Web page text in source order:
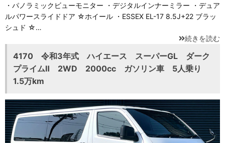
・パノラミックビューモニター ・デジタルインナーミラー ・デュア
ルパワースライドドア ☆ホイール ・ESSEX EL-17 8.5J+22 ブラッ
シュド ☆…
続きを読む
4170 令和3年式 ハイエース スーパーGL ダーク
プライムⅡ 2WD 2000cc ガソリン車 5人乗り
1.5万km